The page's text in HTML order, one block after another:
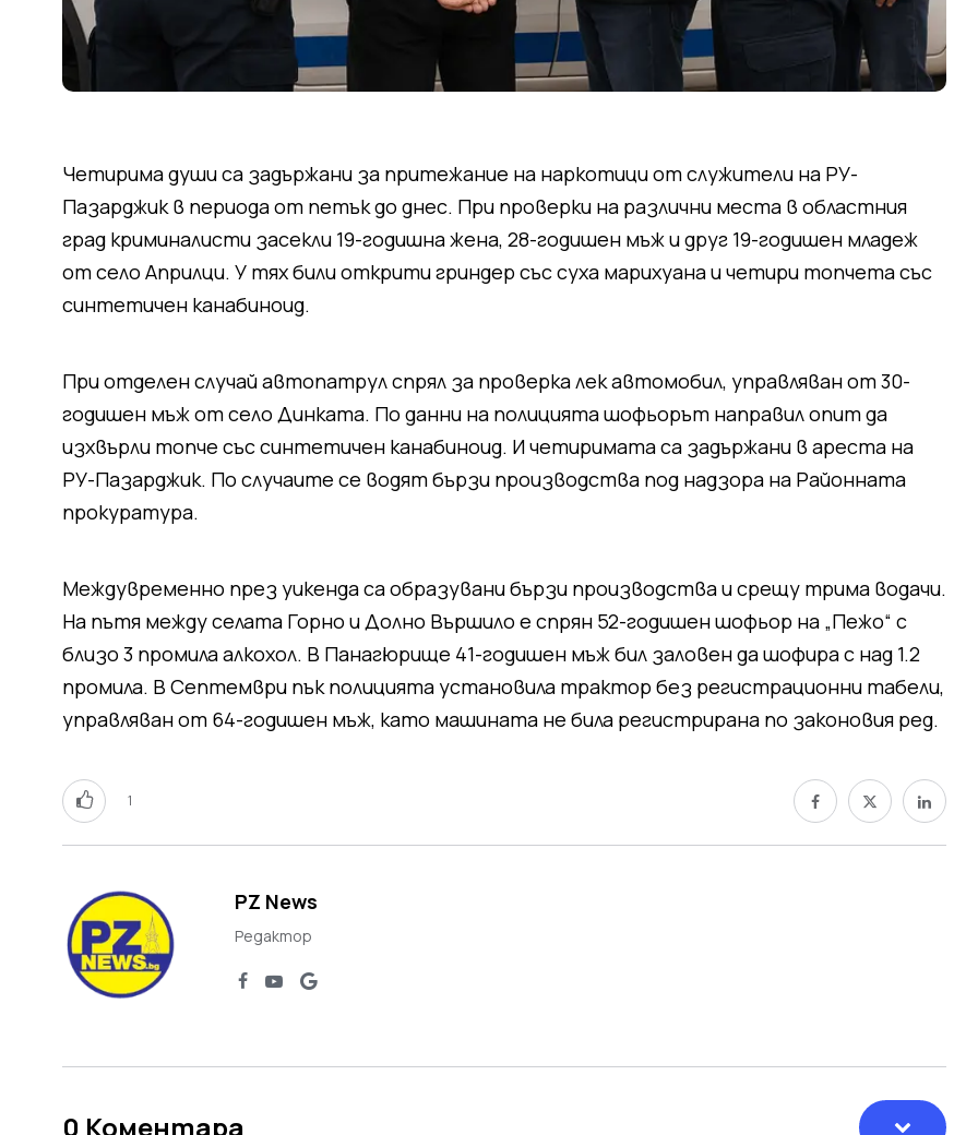
Четирима души са задържани за притежание на наркотици от служители на РУ-
Пазарджик в периода от петък до днес. При проверки на различни места в областния
град криминалисти засекли 19-годишна жена, 28-годишен мъж и друг 19-годишен младеж
от село Априлци. У тях били открити гриндер със суха марихуана и четири топчета със
синтетичен канабиноид.
При отделен случай автопатрул спрял за проверка лек автомобил, управляван от 30-
годишен мъж от село Динката. По данни на полицията шофьорът направил опит да
изхвърли топче със синтетичен канабиноид. И четиримата са задържани в ареста на
РУ-Пазарджик. По случаите се водят бързи производства под надзора на Районната
прокуратура.
Междувременно през уикенда са образувани бързи производства и срещу трима водачи.
На пътя между селата Горно и Долно Вършило е спрян 52-годишен шофьор на „Пежо“ с
близо 3 промила алкохол. В Панагюрище 41-годишен мъж бил заловен да шофира с над 1.2
промила. В Септември пък полицията установила трактор без регистрационни табели,
управляван от 64-годишен мъж, като машината не била регистрирана по законовия ред.
1
PZ News
Редактор
0 Коментара